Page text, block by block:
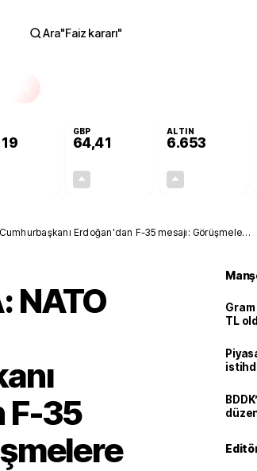
Ara"Faiz kararı"
GBP
64,41
ALTIN
6.653
Erdoğan'dan F-35 mesajı: Görüşmelere
NATO
F-35
TL